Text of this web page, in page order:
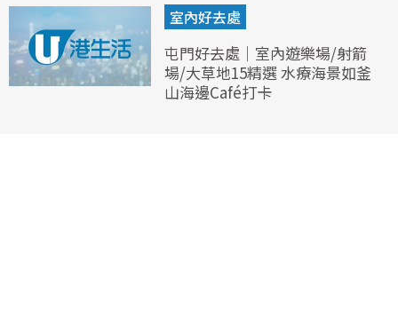
室內好去處
屯門好去處｜室內遊樂場/射箭
場/大草地15精選 水療海景如釜
山海邊Café打卡